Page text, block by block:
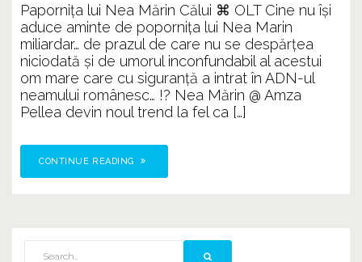
MOȘULUI
Paporniţa lui Nea Mărin Călui ⌘ OLT Cine nu își
aduce aminte de popornița lui Nea Marin
miliardar… de prazul de care nu se despărțea
niciodată și de umorul inconfundabil al acestui
om mare care cu siguranță a intrat în ADN-ul
neamului românesc… !? Nea Mărin @ Amza
Pellea devin noul trend la fel ca […]
CONTINUE READING